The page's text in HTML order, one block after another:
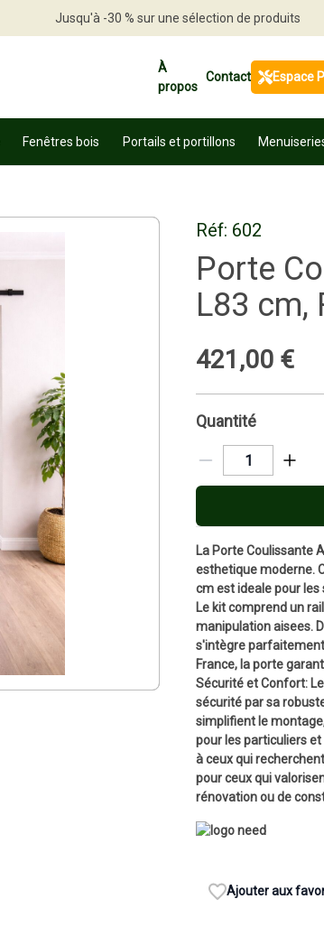
Jusqu'à -30 % sur une sélection de produits
À
propos
Contact Espace
Fenêtres bois Portails et portillons
Réf: 602
Porte
L83 cm,
421 ,00 €
Quantité
La Porte Coulissante
esthetique moderne.
cm est ideale pour
Le kit comprend un
manipulation aisees.
s'intègre parfaitement
France, la porte
Sécurité et Confort:
sécurité par sa
simplifient le
pour les particuliers
à ceux qui
pour ceux qui
rénovation ou de
Ajouter aux